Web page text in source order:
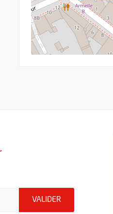
indiquez votre email
VALIDER ENVOYER MA